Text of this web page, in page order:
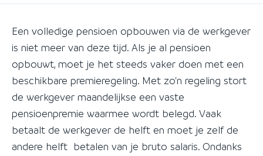
Een volledige pensioen opbouwen via de werkgever
is niet meer van deze tijd. Als je al pensioen
opbouwt, moet je het steeds vaker doen met een
beschikbare premieregeling. Met zo'n regeling stort
de werkgever maandelijkse een vaste
pensioenpremie waarmee wordt belegd. Vaak
betaalt de werkgever de helft en moet je zelf de
andere helft betalen van je bruto salaris. Ondanks